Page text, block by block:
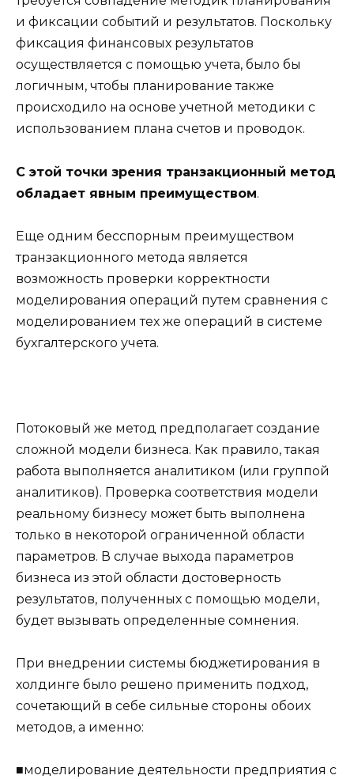
и фиксации событий и результатов. Поскольку
фиксация финансовых результатов
осуществляется с помощью учета, было бы
логичным, чтобы планирование также
происходило на основе учетной методики с
использованием плана счетов и проводок.
С этой точки зрения транзакционный метод
обладает явным преимуществом.
Еще одним бесспорным преимуществом
транзакционного метода является
возможность проверки корректности
моделирования операций путем сравнения с
моделированием тех же операций в системе
бухгалтерского учета.
Потоковый же метод предполагает создание
сложной модели бизнеса. Как правило, такая
работа выполняется аналитиком (или группой
аналитиков). Проверка соответствия модели
реальному бизнесу может быть выполнена
только в некоторой ограниченной области
параметров. В случае выхода параметров
бизнеса из этой области достоверность
результатов, полученных с помощью модели,
будет вызывать определенные сомнения.
При внедрении системы бюджетирования в
холдинге было решено применить подход,
сочетающий в себе сильные стороны обоих
методов, а именно:
■моделирование деятельности предприятия с